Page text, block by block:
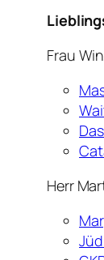
Frau
Herr